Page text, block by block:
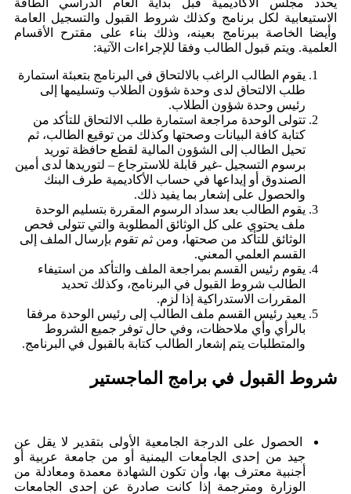
يحدد مجلس الأكاديمية قبل بداية العام الدراسي الطاقة
الاستيعابية لكل برنامج وكذلك شروط القبول والتسجيل العامة
وأيضا الخاصة ببرنامج بعينه، وذلك بناء على مقترح الأقسام
العلمية. ويتم قبول الطالب وفقا للإجراءات الآتية:
يقوم الطالب الراغب بالالتحاق في البرنامج بتعبئة استمارة
طلب الالتحاق لدى وحدة شؤون الطلاب وتسليمها إلى
رئيس وحدة شؤون الطلاب.
تتولى الوحدة مراجعة استمارة طلب الالتحاق للتأكد من
كتابة كافة البيانات وصحتها وكذلك من توقيع الطالب، ثم
تحيل الطالب إلى الشؤون المالية لقطع حافظة توريد
برسوم التسجيل -غير قابلة للاسترجاع – لتوريدها لدى أمين
الصندوق أو إيداعها في حساب الأكاديمية طرف البنك
والحصول على إشعار بما يفيد ذلك.
يقوم الطالب بعد سداد الرسوم المقررة بتسليم الوحدة
ملف يحتوي على كل الوثائق المطلوبة والتي تتولى فحص
الوثائق للتأكد من صحتها، ومن ثم تقوم بإرسال الملف إلى
القسم العلمي المعني.
يقوم رئيس القسم بمراجعة الملف والتأكد من استيفاء
الطالب شروط القبول في البرنامج، وكذلك تحديد
المقررات الاستدراكية إذا لزم.
يعيد رئيس القسم ملف الطالب إلى رئيس الوحدة مرفقا
بالرأي وأي ملاحظات، وفي حال توفر جميع الشروط
والمتطلبات يتم إشعار الطالب كتابة بالقبول في البرنامج.
شروط القبول في برامج الماجستير
الحصول على الدرجة الجامعية الأولى بتقدير لا يقل عن
جيد من إحدى الجامعات اليمنية أو من جامعة عربية أو
أجنبية معترف بها، وأن تكون الشهادة معمدة ومعادلة من
الوزارة ومترجمة إذا كانت صادرة عن إحدى الجامعات